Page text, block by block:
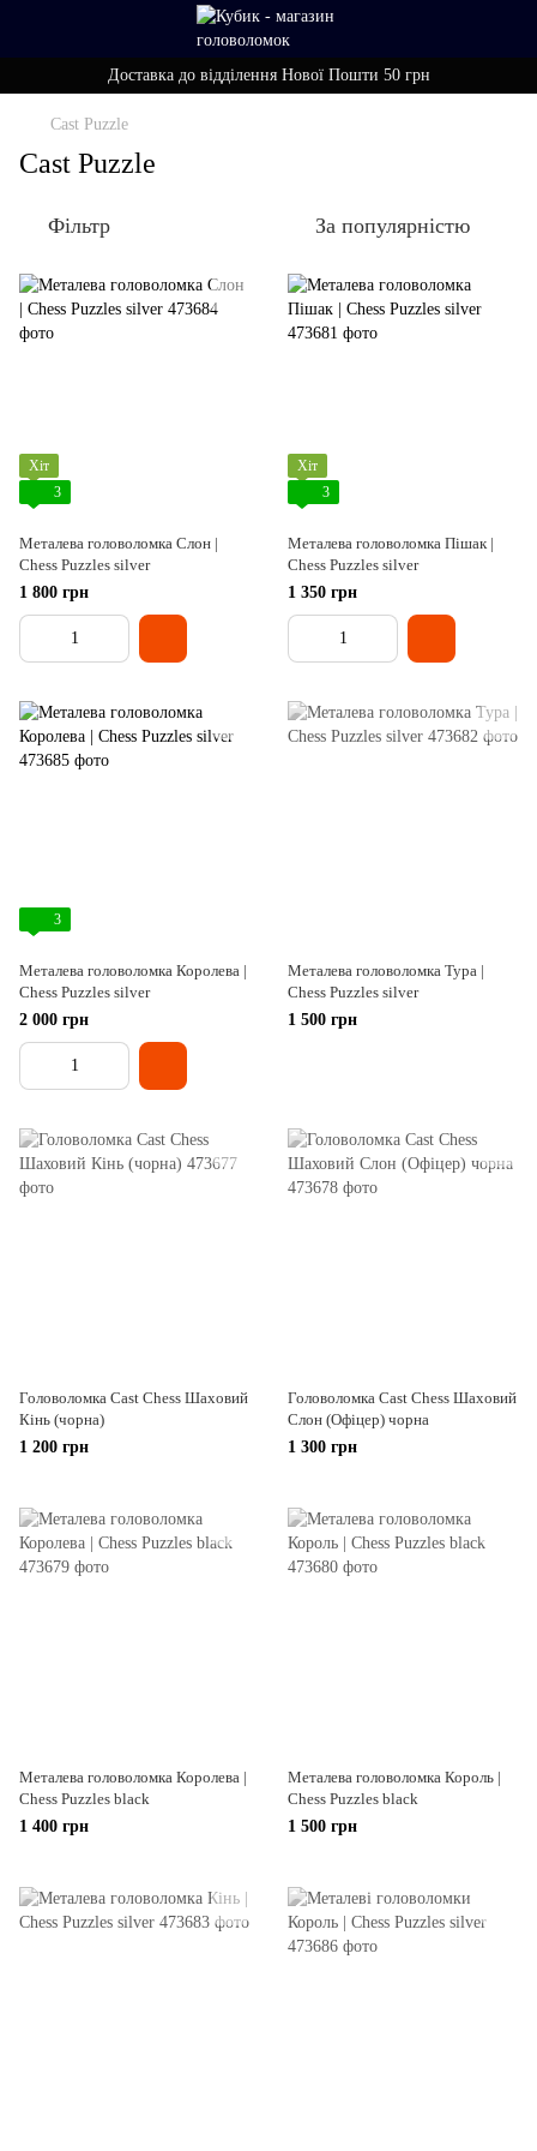
Доставка до відділення Нової Пошти 50 грн
Cast Puzzle
Cast Puzzle
Фільтр За популярністю
Хіт
3
Металева головоломка Слон |
Chess Puzzles silver
1 800 грн
Хіт
3
Металева головоломка Пішак |
Chess Puzzles silver
1 350 грн
3
Металева головоломка Королева |
Chess Puzzles silver
2 000 грн
Металева головоломка Тура |
Chess Puzzles silver
1 500 грн
Головоломка Cast Chess Шаховий
Кінь (чорна)
1 200 грн
Головоломка Cast Chess Шаховий
Слон (Офіцер) чорна
1 300 грн
Металева головоломка Королева |
Chess Puzzles black
1 400 грн
Металева головоломка Король |
Chess Puzzles black
1 500 грн